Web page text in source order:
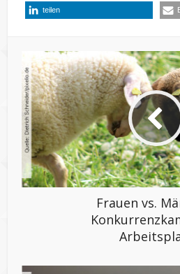
teilen
Frauen vs.